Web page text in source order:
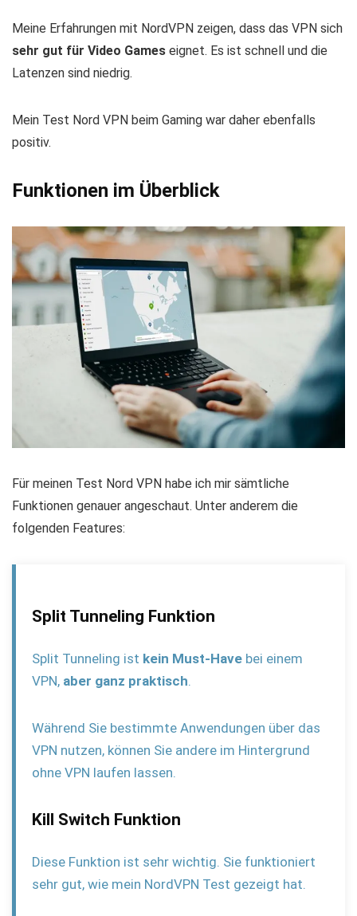
Meine Erfahrungen mit NordVPN zeigen, dass das VPN sich
sehr gut für Video Games eignet. Es ist schnell und die
Latenzen sind niedrig.
Mein Test Nord VPN beim Gaming war daher ebenfalls
positiv.
Funktionen im Überblick
Für meinen Test Nord VPN habe ich mir sämtliche
Funktionen genauer angeschaut. Unter anderem die
folgenden Features:
Split Tunneling Funktion
Split Tunneling ist kein Must-Have bei einem
VPN, aber ganz praktisch.
Während Sie bestimmte Anwendungen über das
VPN nutzen, können Sie andere im Hintergrund
ohne VPN laufen lassen.
Kill Switch Funktion
Diese Funktion ist sehr wichtig. Sie funktioniert
sehr gut, wie mein NordVPN Test gezeigt hat.